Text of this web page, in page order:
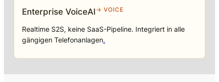
Enterprise VoiceAI→ VOICE
Realtime S2S, keine SaaS-Pipeline. Integriert in alle
gängigen Telefonanlagen.